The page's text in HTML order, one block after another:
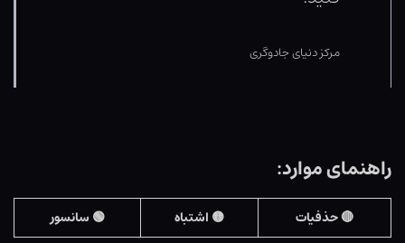
مرکز دنیای جادوگری
راهنمای موارد:
🔴 حذفیات 🟡 اشتباه 🟢 سانسور